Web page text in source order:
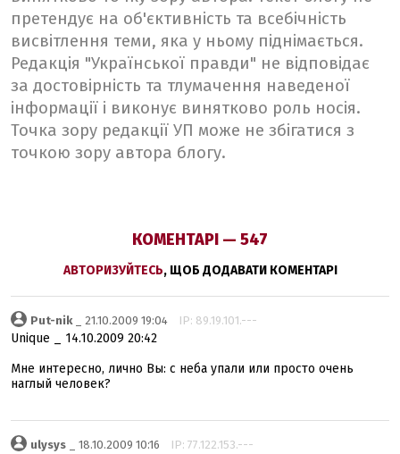
претендує на об'єктивність та всебічність
висвітлення теми, яка у ньому піднімається.
Редакція "Української правди" не відповідає
за достовірність та тлумачення наведеної
інформації і виконує винятково роль носія.
Точка зору редакції УП може не збігатися з
точкою зору автора блогу.
КОМЕНТАРІ — 547
АВТОРИЗУЙТЕСЬ, ЩОБ ДОДАВАТИ КОМЕНТАРІ
Put-nik_ 21.10.2009 19:04 IP: 89.19.101.---
Unique _ 14.10.2009 20:42
Мне интересно, лично Вы: с неба упали или просто очень
наглый человек?
ulysys _ 18.10.2009 10:16 IP: 77.122.153.---